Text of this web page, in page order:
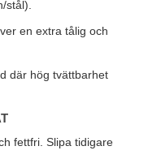
stål).
en extra tålig och
där hög tvättbarhet
fettfri. Slipa tidigare